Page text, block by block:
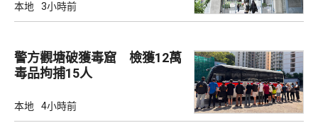
本地 3小時前
警方觀塘破獲毒窟 檢獲12萬
毒品拘捕15人
本地 4小時前